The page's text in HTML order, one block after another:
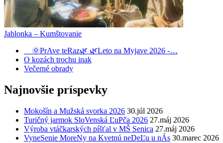
Jablonka – Kumštovanie
🌞PrAve teRaz🌿 🌿Leto na Myjave 2026 -…
O kozách trochu inak
Večerné obrady
Najnovšie príspevky
Mokošín a Mužská svorka 2026 30.júl 2026
Turičný jarmok SloVenská ĽuPča 2026 27.máj 2026
Výroba vtáčkarských píšťal v MŠ Senica 27.máj 2026
VyneSenie MoreNy na Kvetnú neDeĽu u nÁs 30.marec 2026